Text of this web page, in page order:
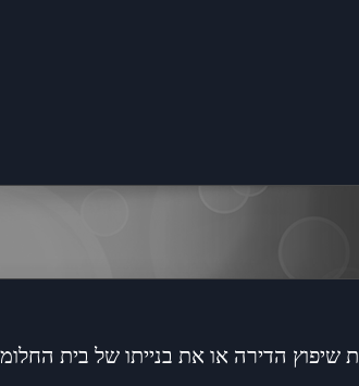
שיפוץ הדירה או את בנייתו של בית